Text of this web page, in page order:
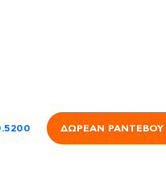
ΔΩΡΕΆΝ